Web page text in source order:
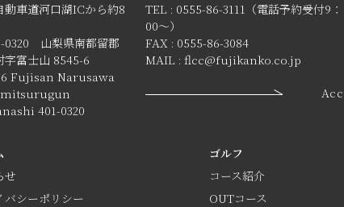
動車道河口湖ICから約8
0320 山梨県南都留郡
字富士山 8545-6
6 Fujisan Narusawa
401-0320
TEL : 0555-86-3111（電話予約受付9：
00〜）
FAX : 0555-86-3084
MAIL : flcc@fujikanko.co.jp
せ
バシーポリシー
ゴルフ
コース紹介
OUTコース